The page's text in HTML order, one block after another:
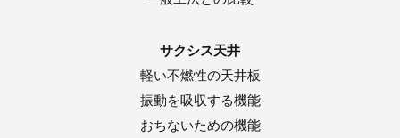
サクシス天井
軽い不燃性の天井板
振動を吸収する機能
おちないための機能